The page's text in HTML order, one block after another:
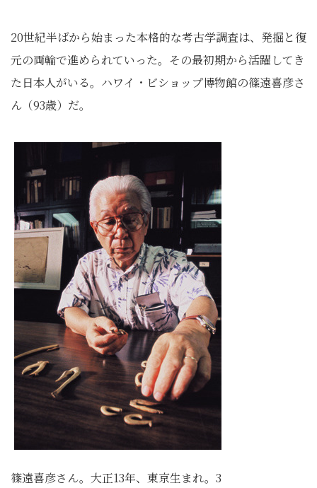
20世紀半ばから始まった本格的な考古学調査は、発掘と復
元の両輪で進められていった。その最初期から活躍してき
た日本人がいる。ハワイ・ビショップ博物館の篠遠喜彦さ
ん（93歳）だ。
篠遠喜彦さん。大正13年、東京生まれ。3